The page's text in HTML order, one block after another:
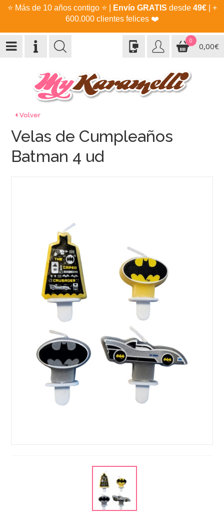
⭐ Más de 10 años contigo ⭐ Envío GRATIS desde 49€| +
600.000 clientes felices ❤️
0
0,00€
Volver
Velas de Cumpleaños
Batman 4 ud